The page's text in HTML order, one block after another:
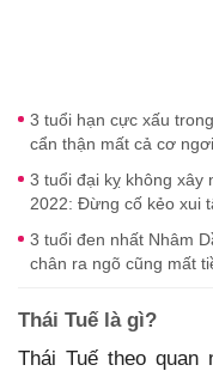
3 tuổi hạn cực xấu
cẩn thận mất cả cơ ngơi
3 tuổi đại kỵ không xây
2022: Đừng cố kẻo xui
3 tuổi đen nhất Nhâm
chân ra ngõ cũng mất
Thái Tuế là gì?
Thái Tuế theo